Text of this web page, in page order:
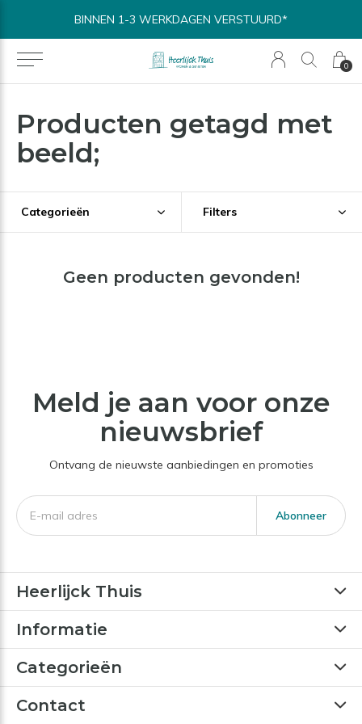
0
BINNEN 1-3 WERKDAGEN VERSTUURD*
Producten getagd met
beeld;
Categorieën Filters
Geen producten gevonden!
Meld je aan voor onze
nieuwsbrief
Ontvang de nieuwste aanbiedingen en promoties
Abonneer
Heerlijck Thuis
Informatie
Categorieën
Contact